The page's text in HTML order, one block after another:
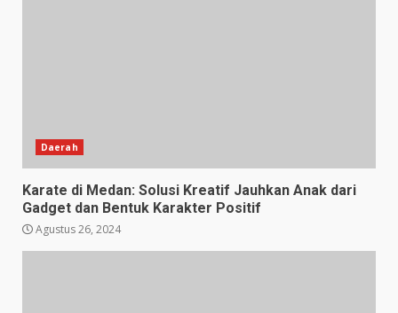
Daerah
Karate di Medan: Solusi Kreatif Jauhkan Anak dari
Gadget dan Bentuk Karakter Positif
Agustus 26, 2024